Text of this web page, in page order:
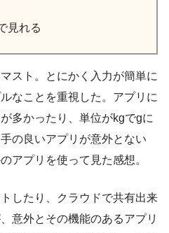
見れる
スト。とにかく入力が簡単に
なことを重視した。アプリに
多かったり、単位がkgでgに
の良いアプリが意外とない
アプリを使って見た感想。
したり、クラウドで共有出来
意外とその機能のあるアプリ